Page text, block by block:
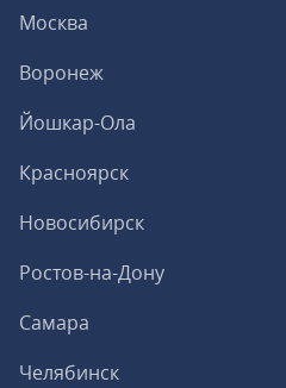
Москва
Воронеж
Йошкар-Ола
Красноярск
Новосибирск
Ростов-на-Дону
Самара
Челябинск